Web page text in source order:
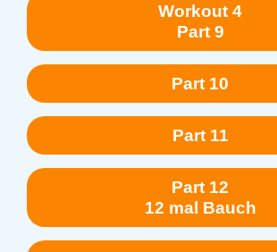
Workout 4
Part 9
Part 10
Part 11
Part 12
12 mal Bauch